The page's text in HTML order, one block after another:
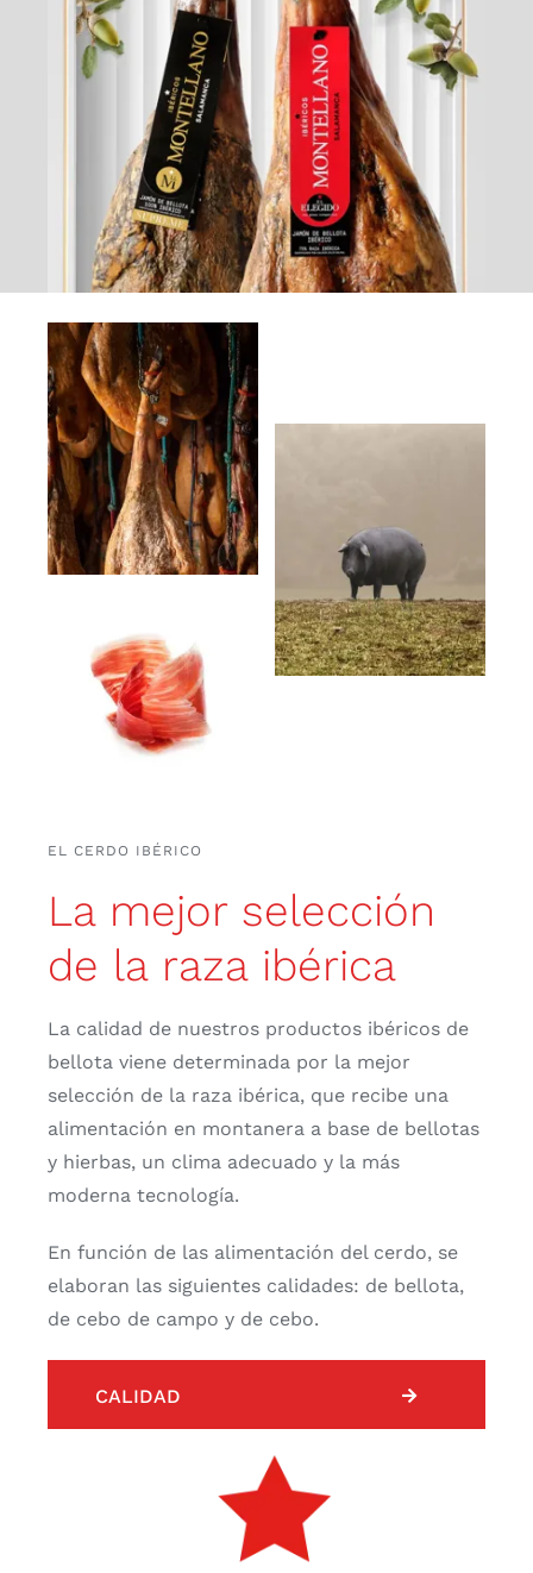
EL CERDO IBÉRICO
La mejor selección
de la raza ibérica
La calidad de nuestros productos ibéricos de
bellota viene determinada por la mejor
selección de la raza ibérica, que recibe una
alimentación en montanera a base de bellotas
y hierbas, un clima adecuado y la más
moderna tecnología.
En función de las alimentación del cerdo, se
elaboran las siguientes calidades: de bellota,
de cebo de campo y de cebo.
CALIDAD